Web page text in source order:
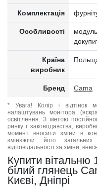
Комплектація
Особливості
Країна
виробник
Бренд Cama
* Увага! Колір і відтінок
налаштувань монітора
освітлення. З метою
ринку і законодавства,
момент вносити зміни в
змінюючи його
відповідальності за зміни,
Купити вітальню
білий глянець
Києві, Дніпрі